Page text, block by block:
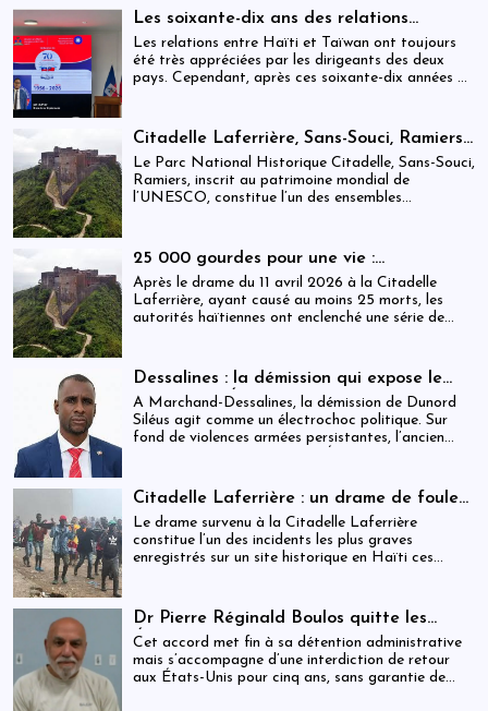
personnes.
Les soixante-dix ans des relations
haïtiano-taïwanaises : entre dépendance
et ambiguïtés stratégiques
Les relations entre Haïti et Taïwan ont toujours
été très appréciées par les dirigeants des deux
pays. Cependant, après ces soixante-dix années de
objectifs de développement durable sur lesquels
Haïti devrait se fixer.
Citadelle Laferrière, Sans-Souci, Ramiers :
gouvernance absente d’un patrimoine
mondial sous pression structurelle
Le Parc National Historique Citadelle, Sans-Souci,
Ramiers, inscrit au patrimoine mondial de
l’UNESCO, constitue l’un des ensembles
déploie une réalité institutionnelle fragilisée par
l’absence prolongée de gouvernance effective.
25 000 gourdes pour une vie :
arrestations, révocations et démission
après le drame de la Citadelle
Après le drame du 11 avril 2026 à la Citadelle
Laferrière, ayant causé au moins 25 morts, les
autorités haïtiennes ont enclenché une série de
USD) par victime est maintenue, ravivant les
critiques sur la gestion des catastrophes publiques.
Dessalines : la démission qui expose le
silence de l’État
À Marchand-Dessalines, la démission de Dunord
Siléus agit comme un électrochoc politique. Sur
fond de violences armées persistantes, l’ancien
désormais les capacités locales.
Citadelle Laferrière : un drame de foule
ayant fait plus de 25 morts, enquête en
cours et zones d’ombre persistantes
Le drame survenu à la Citadelle Laferrière
constitue l’un des incidents les plus graves
enregistrés sur un site historique en Haïti ces
Dr Pierre Réginald Boulos quitte les
États-Unis pour la Colombie après un
accord migratoire
Cet accord met fin à sa détention administrative
mais s’accompagne d’une interdiction de retour
aux États-Unis pour cinq ans, sans garantie de